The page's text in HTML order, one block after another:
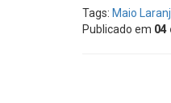
Tags: Maio
Publicado em 04